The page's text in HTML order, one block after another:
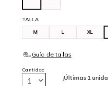
TALLA
M L XL
¡Últimas 1
Cantidad
1